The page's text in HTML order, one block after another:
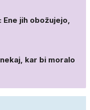
jih obožujejo,
kar bi moralo